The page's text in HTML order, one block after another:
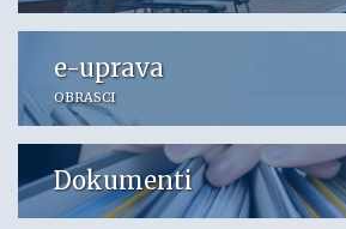
e-uprava
OBRASCI
Dokumenti